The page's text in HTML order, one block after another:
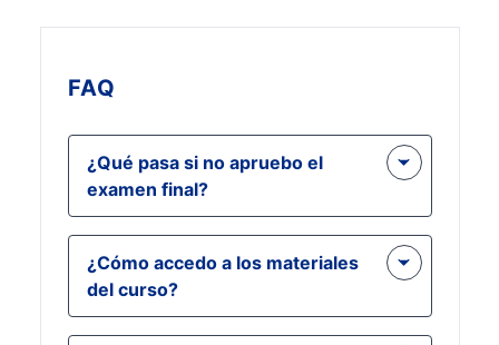
FAQ
¿Qué pasa si no apruebo el
examen final?
Si no logra una puntuación
aprobatoria del 70% en el examen
final, puede volver a realizar el
examen después de revisar los
¿Cómo accedo a los materiales
del curso?
Los materiales del curso están